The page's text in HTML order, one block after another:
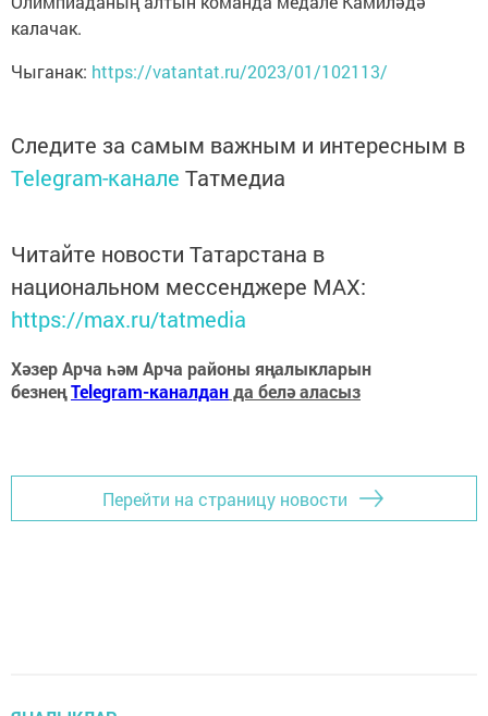
калачак.
Чыганак: https://vatantat.ru/2023/01/102113/
Следите за самым важным и интересным в
Telegram-канале Татмедиа
Читайте новости Татарстана в
национальном мессенджере MАХ:
https://max.ru/tatmedia
Хәзер Арча һәм Арча районы яңалыкларын
безнеңTelegram-каналданда белә аласыз
Перейти на страницу новости